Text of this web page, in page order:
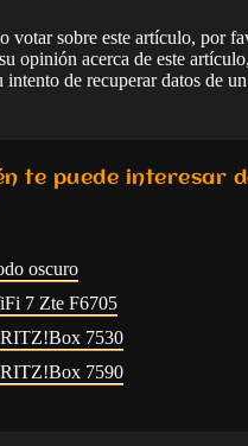
votar sobre este artículo, por
opinión acerca de este
intento de recuperar datos de
te puede interesar
oscuro
7 Zte F6705
7530
7590